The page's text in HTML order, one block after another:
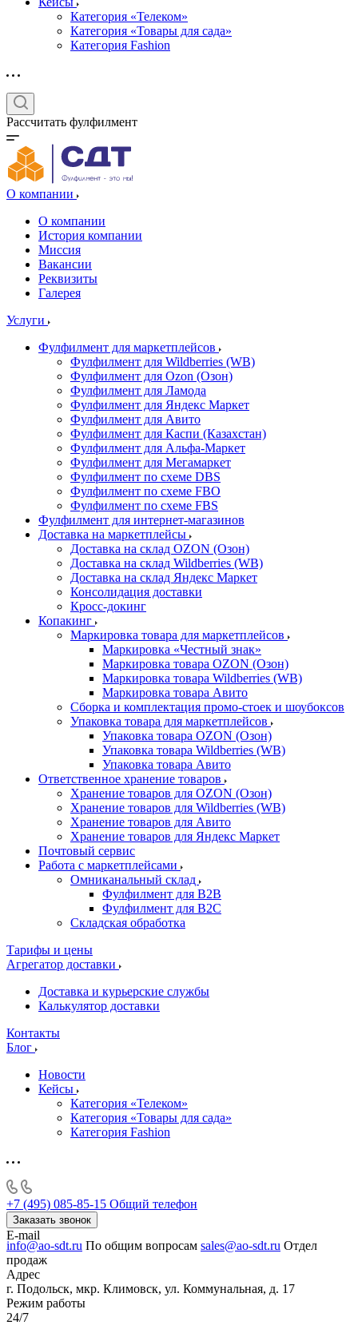
Категория «Телеком»
Категория «Товары для сада»
Категория Fashion
Рассчитать фулфилмент
О компании
О компании
История компании
Миссия
Вакансии
Реквизиты
Галерея
Услуги
Фулфилмент для маркетплейсов
Фулфилмент для Wildberries (WB)
Фулфилмент для Ozon (Озон)
Фулфилмент для Ламода
Фулфилмент для Яндекс Маркет
Фулфилмент для Авито
Фулфилмент для Каспи (Казахстан)
Фулфилмент для Альфа-Маркет
Фулфилмент для Мегамаркет
Фулфилмент по схеме DBS
Фулфилмент по схеме FBO
Фулфилмент по схеме FBS
Фулфилмент для интернет-магазинов
Доставка на маркетплейсы
Доставка на склад OZON (Озон)
Доставка на склад Wildberries (WB)
Доставка на склад Яндекс Маркет
Консолидация доставки
Кросс-докинг
Копакинг
Маркировка товара для маркетплейсов
Маркировка «Честный знак»
Маркировка товара OZON (Озон)
Маркировка товара Wildberries (WB)
Маркировка товара Авито
Сборка и комплектация промо-стоек и шоубоксов
Упаковка товара для маркетплейсов
Упаковка товара OZON (Озон)
Упаковка товара Wildberries (WB)
Упаковка товара Авито
Ответственное хранение товаров
Хранение товаров для OZON (Озон)
Хранение товаров для Wildberries (WB)
Хранение товаров для Авито
Хранение товаров для Яндекс Маркет
Почтовый сервис
Работа с маркетплейсами
Омниканальный склад
Фулфилмент для B2B
Фулфилмент для B2C
Складская обработка
Тарифы и цены
Агрегатор доставки
Доставка и курьерские службы
Калькулятор доставки
Контакты
Блог
Новости
Кейсы
Категория «Телеком»
Категория «Товары для сада»
Категория Fashion
+7 (495) 085-85-15 Общий телефон
Заказать звонок
E-mail
info@ao-sdt.ru По общим вопросам sales@ao-sdt.ru Отдел
продаж
Адрес
г. Подольск, мкр. Климовск, ул. Коммунальная, д. 17
Режим работы
24/7